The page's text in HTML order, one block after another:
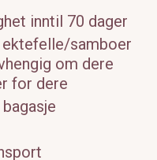
inntil 70 dager
ektefelle/samboer
om dere
for dere